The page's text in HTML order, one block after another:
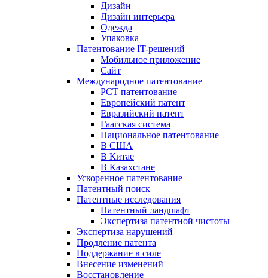
Дизайн
Дизайн интерьера
Одежда
Упаковка
Патентование IT-решений
Мобильное приложение
Сайт
Международное патентование
PCT патентование
Европейский патент
Евразийский патент
Гаагская система
Национальное патентование
В США
В Китае
В Казахстане
Ускоренное патентование
Патентный поиск
Патентные исследования
Патентный ландшафт
Экспертиза патентной чистоты
Экспертиза нарушений
Продление патента
Поддержание в силе
Внесение изменений
Восстановление